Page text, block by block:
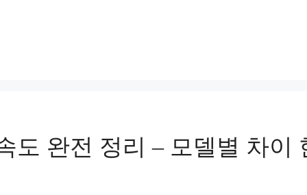
도 완전 정리 – 모델별 차이